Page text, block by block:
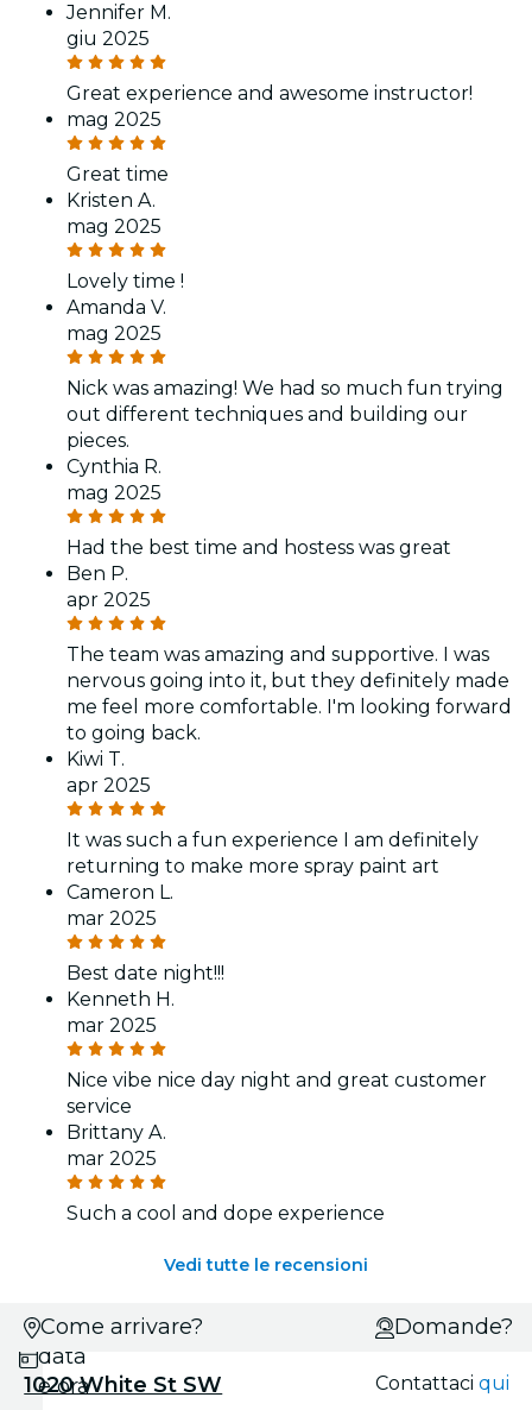
Jennifer M.
giu 2025
Great experience and awesome instructor!
mag 2025
Great time
Kristen A.
mag 2025
Lovely time !
Amanda V.
mag 2025
Nick was amazing! We had so much fun trying
out different techniques and building our
pieces.
Cynthia R.
mag 2025
Had the best time and hostess was great
Ben P.
apr 2025
The team was amazing and supportive. I was
nervous going into it, but they definitely made
me feel more comfortable. I'm looking forward
to going back.
Kiwi T.
apr 2025
It was such a fun experience I am definitely
returning to make more spray paint art
Cameron L.
mar 2025
Best date night!!!
Kenneth H.
mar 2025
Nice vibe nice day night and great customer
service
Brittany A.
mar 2025
Such a cool and dope experience
Vedi tutte le recensioni
Scegli
data
e ora
Come arrivare?
1020 White St SW
Domande?
Contattaciqui